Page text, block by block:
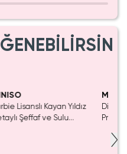
Lisanslı Kayan Yıldız
Şeffaf ve Sulu